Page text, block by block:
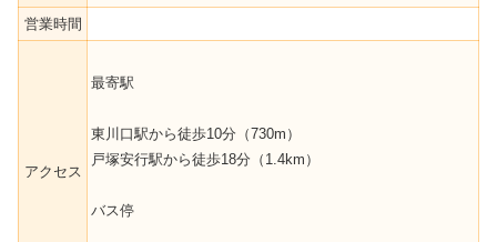
営業時間
アクセス
最寄駅
東川口駅から徒歩10分（730m）
戸塚安行駅から徒歩18分（1.4km）
バス停